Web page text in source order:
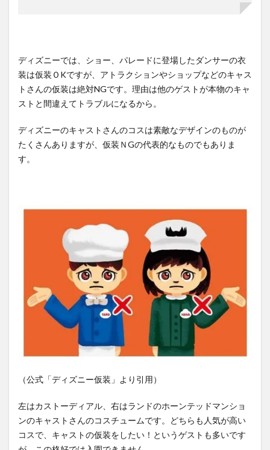
ディズニーでは、ショー、パレードに登場したダンサーの衣
装は仮装ＯKですが、アトラクションやショップなどのキャス
トさんの仮装は絶対NGです。理由は他のゲストが本物のキャ
ストと間違えてトラブルになるから。
ディズニーのキャストさんのコスは素敵なデザインのものが
たくさんありますが、仮装ＮGの代表的なものでもありま
す。
（公式「ディズニー仮装」より引用）
左はカストーディアル、右はランドのホーンテッドマンショ
ンのキャストさんのコスチュームです。どちらも人気が高い
コスで、キャストの仮装をしたい！というゲストも多いです